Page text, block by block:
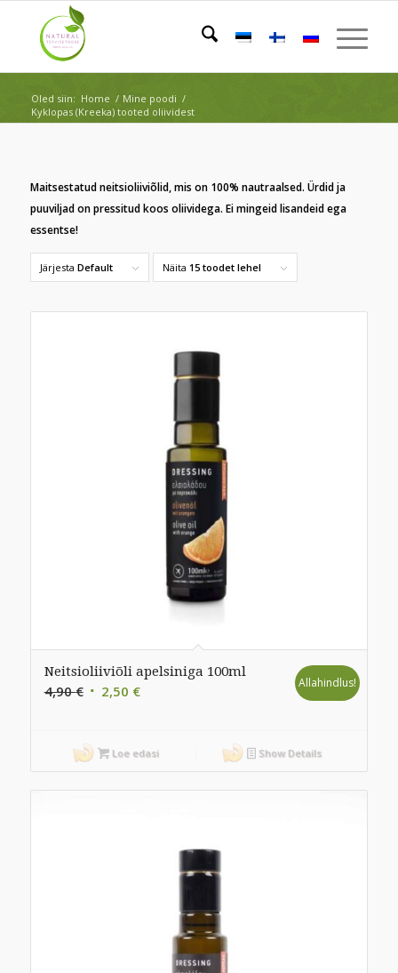
Oled siin: Home / Mine poodi /
Kyklopas (Kreeka) tooted oliividest
Maitsestatud neitsioliiviõlid, mis on 100% nautraalsed. Ürdid ja
puuviljad on pressitud koos oliividega. Ei mingeid lisandeid ega
essentse!
Järjesta Default Näita 15 toodet lehel
Neitsioliiviõli apelsiniga 100ml
4,90€ Algne
4,90 €.
2,50 €Praegune
2,50 €.
Allahindlus!
Loe edasi Show Details